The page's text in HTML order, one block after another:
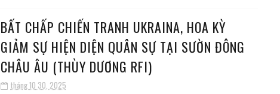
BẤT CHẤP CHIẾN TRANH UKRAINA, HOA KỲ
GIẢM SỰ HIỆN DIỆN QUÂN SỰ TẠI SƯỜN ĐÔNG
CHÂU ÂU (THÙY DƯƠNG RFI)
tháng 10 30, 2025